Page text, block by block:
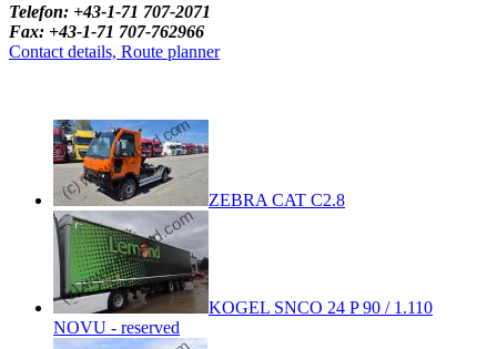
Telefon: +43-1-71 707-2071
Fax: +43-1-71 707-762966
Contact details, Route planner
ZEBRA CAT C2.8
KOGEL SNCO 24 P 90 / 1.110
NOVU - reserved